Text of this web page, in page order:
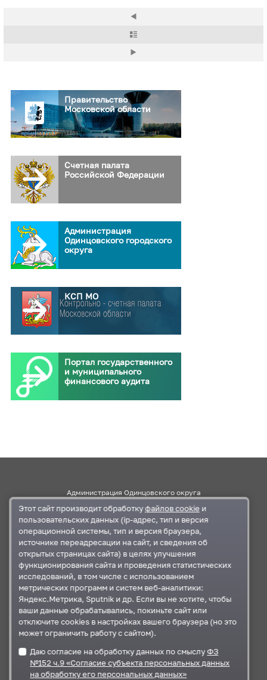
Правительство
Московской области
Счетная палата
Российской Федерации
Администрация
Одинцовского городского
округа
КСП МО
Портал государственного
и муниципального
финансового аудита
Администрация Одинцовского округа
Правительство Московской области
Контакты
г.Одинцово, ул. Маршала Бирюзова, д.5
+7 495-593-27-41,+7 495-367-11-87
odin_ksp@mosreg.ru ,krkomr@yandex.ru
Документы
План работы
Карта сайта
Этот сайт производит обработкуфайлов cookieи
пользовательских данных (ip-адрес, тип и версия
операционной системы, тип и версия браузера,
источнике переадресации на сайт, и сведения об
открытых страницах сайта) в целях улучшения
функционирования сайта и проведения статистических
исследований, в том числе с использованием
метрических программ и систем веб-аналитики:
Яндекс.Метрика, Sputnik и др. Если вы не хотите, чтобы
ваши данные обрабатывались, покиньте сайт или
отключите cookies в настройках вашего браузера (но это
может ограничить работу с сайтом).
Даю согласие на обработку данных по смыслуФЗ
№152 ч.9 «Согласие субъекта персональных данных
на обработку его персональных данных»